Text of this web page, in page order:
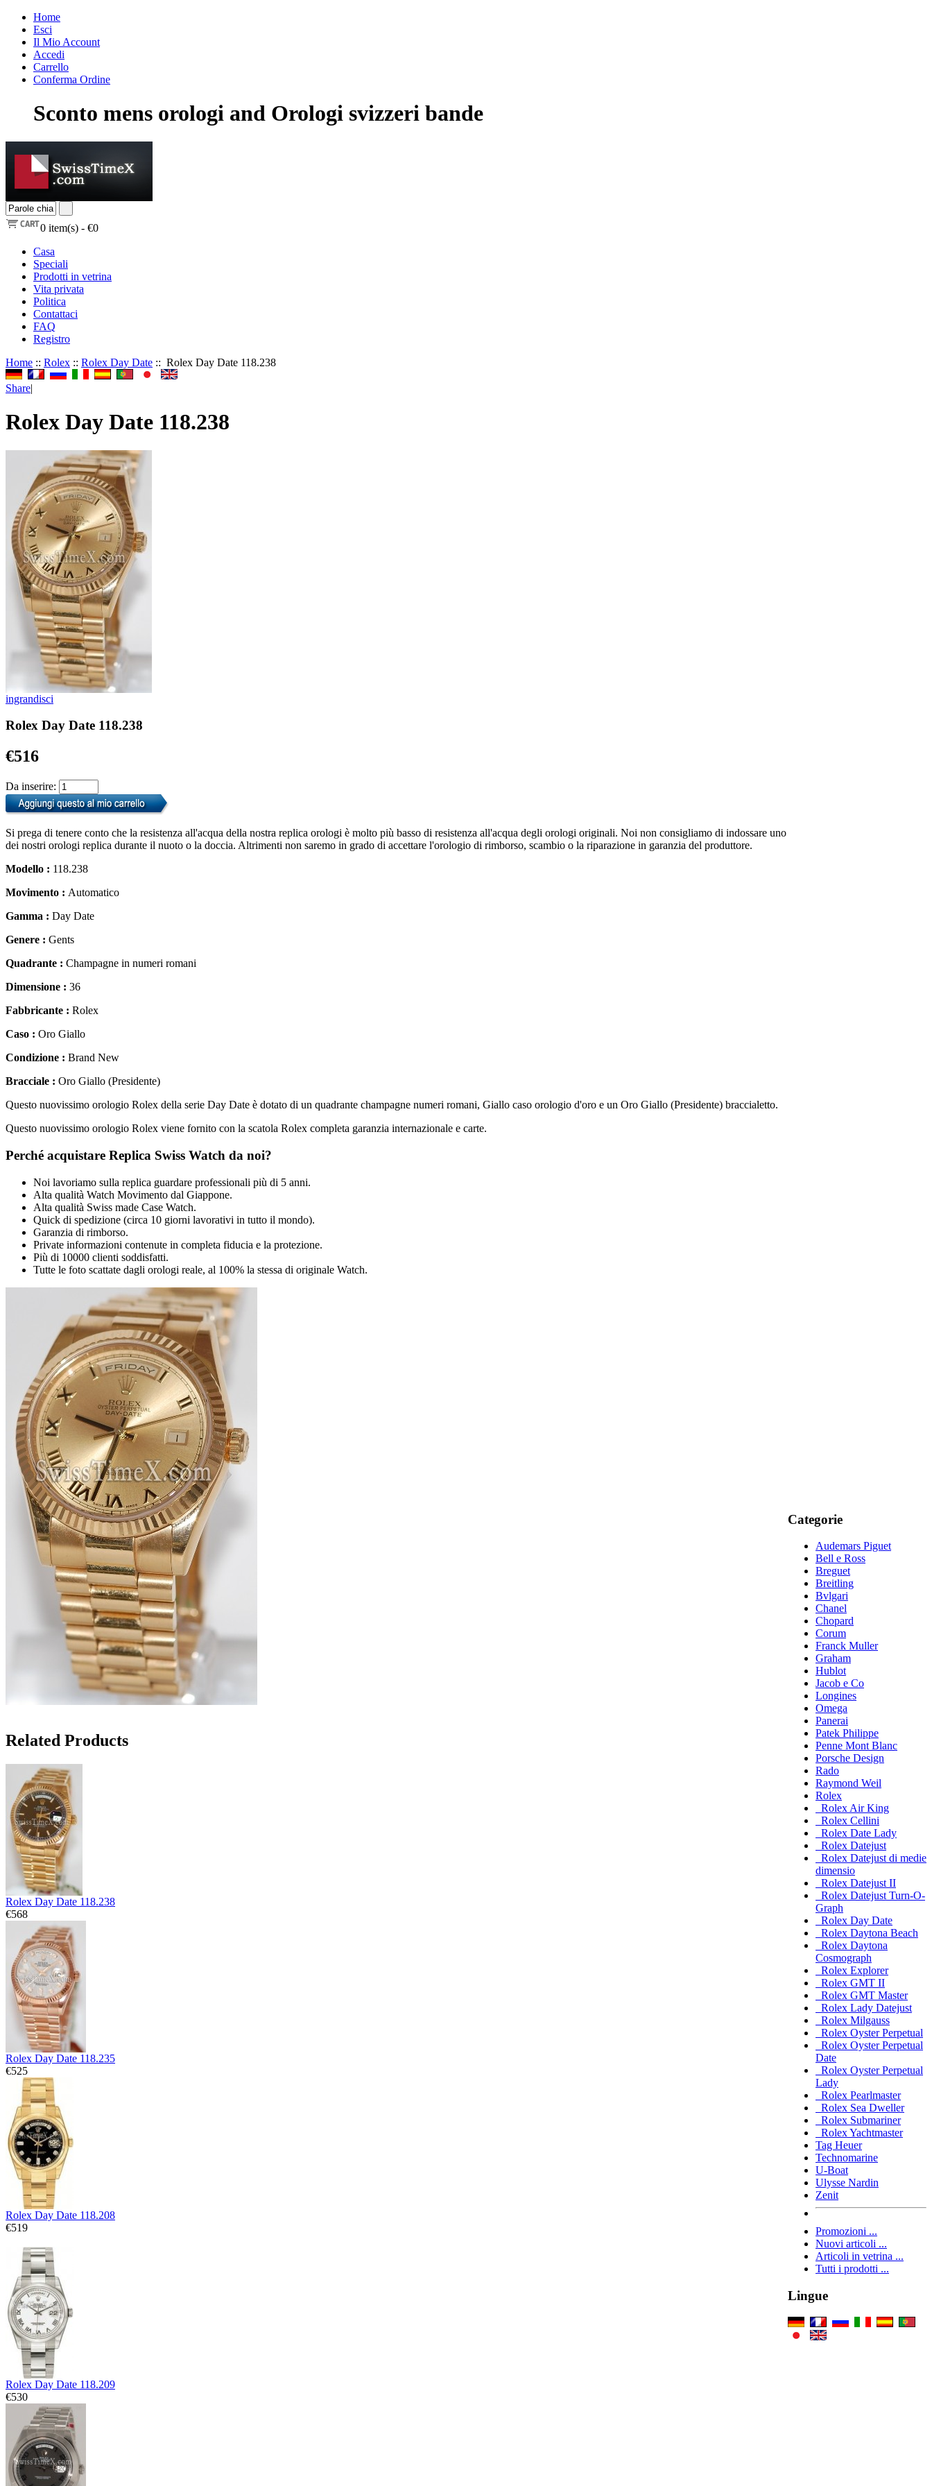
Home
Esci
Il Mio Account
Accedi
Carrello
Conferma Ordine
Sconto mens orologi and Orologi svizzeri bande
0 item(s) - €0
Casa
Speciali
Prodotti in vetrina
Vita privata
Politica
Contattaci
FAQ
Registro
Home :: Rolex :: Rolex Day Date :: Rolex Day Date 118.238
Share|
Rolex Day Date 118.238
ingrandisci
Rolex Day Date 118.238
€516
Da inserire:
Si prega di tenere conto che la resistenza all'acqua della nostra replica orologi è molto più basso di resistenza all'acqua degli orologi originali. Noi non consigliamo di indossare uno
dei nostri orologi replica durante il nuoto o la doccia. Altrimenti non saremo in grado di accettare l'orologio di rimborso, scambio o la riparazione in garanzia del produttore.
Modello : 118.238
Movimento : Automatico
Gamma : Day Date
Genere : Gents
Quadrante : Champagne in numeri romani
Dimensione : 36
Fabbricante : Rolex
Caso : Oro Giallo
Condizione : Brand New
Bracciale : Oro Giallo (Presidente)
Questo nuovissimo orologio Rolex della serie Day Date è dotato di un quadrante champagne numeri romani, Giallo caso orologio d'oro e un Oro Giallo (Presidente) braccialetto.
Questo nuovissimo orologio Rolex viene fornito con la scatola Rolex completa garanzia internazionale e carte.
Perché acquistare Replica Swiss Watch da noi?
Noi lavoriamo sulla replica guardare professionali più di 5 anni.
Alta qualità Watch Movimento dal Giappone.
Alta qualità Swiss made Case Watch.
Quick di spedizione (circa 10 giorni lavorativi in tutto il mondo).
Garanzia di rimborso.
Private informazioni contenute in completa fiducia e la protezione.
Più di 10000 clienti soddisfatti.
Tutte le foto scattate dagli orologi reale, al 100% la stessa di originale Watch.
Related Products
Rolex Day Date 118.238
€568
Rolex Day Date 118.235
€525
Rolex Day Date 118.208
€519
Rolex Day Date 118.209
€530
Categorie
Audemars Piguet
Bell e Ross
Breguet
Breitling
Bvlgari
Chanel
Chopard
Corum
Franck Muller
Graham
Hublot
Jacob e Co
Longines
Omega
Panerai
Patek Philippe
Penne Mont Blanc
Porsche Design
Rado
Raymond Weil
Rolex
Rolex Air King
Rolex Cellini
Rolex Date Lady
Rolex Datejust
Rolex Datejust di medie
dimensio
Rolex Datejust II
Rolex Datejust Turn-O-
Graph
Rolex Day Date
Rolex Daytona Beach
Rolex Daytona
Cosmograph
Rolex Explorer
Rolex GMT II
Rolex GMT Master
Rolex Lady Datejust
Rolex Milgauss
Rolex Oyster Perpetual
Rolex Oyster Perpetual
Date
Rolex Oyster Perpetual
Lady
Rolex Pearlmaster
Rolex Sea Dweller
Rolex Submariner
Rolex Yachtmaster
Tag Heuer
Technomarine
U-Boat
Ulysse Nardin
Zenit
Promozioni ...
Nuovi articoli ...
Articoli in vetrina ...
Tutti i prodotti ...
Lingue